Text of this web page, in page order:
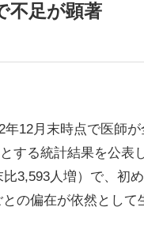
足が顕著
年12月末時点で医師
する統計結果を公表
比3,593人増）で、初
の偏在が依然とし